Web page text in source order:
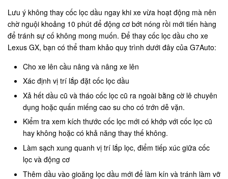
Lưu ý không thay cốc lọc dầu ngay khi xe vừa hoạt động mà nên
chờ nguội khoảng 10 phút để động cơ bớt nóng rồi mới tiến hàng
để tránh sự cố không mong muốn. Để thay cốc lọc dầu cho xe
Lexus GX, bạn có thể tham khảo quy trình dưới đây của G7Auto:
Cho xe lên cầu nâng và nâng xe lên
Xác định vị trí lắp đặt cốc lọc dầu
Xả hết dầu cũ và tháo cốc lọc cũ ra ngoài bằng cờ lê chuyên
dụng hoặc quấn miếng cao su cho có trớn dễ vặn.
Kiểm tra xem kích thước cốc lọc mới có khớp với cốc lọc cũ
hay không hoặc có khả năng thay thế không.
Làm sạch xung quanh vị trí lắp lọc, điểm tiếp xúc giữa cốc
lọc và động cơ
Thêm dầu vào gioăng lọc dầu mới để làm kín và tránh làm vỡ